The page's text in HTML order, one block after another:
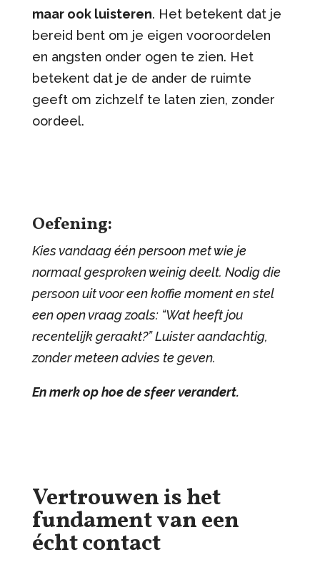
maar ook luisteren. Het betekent dat je
bereid bent om je eigen vooroordelen
en angsten onder ogen te zien. Het
betekent dat je de ander de ruimte
geeft om zichzelf te laten zien, zonder
oordeel.
Oefening:
Kies vandaag één persoon met wie je
normaal gesproken weinig deelt. Nodig die
persoon uit voor een koffie moment en stel
een open vraag zoals: “Wat heeft jou
recentelijk geraakt?” Luister aandachtig,
zonder meteen advies te geven.
En merk op hoe de sfeer verandert.
Vertrouwen is het
fundament van een
écht contact